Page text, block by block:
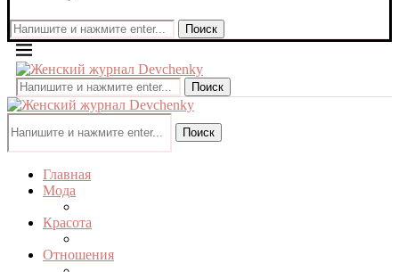
Поиск
Поиск
Поиск
Главная
Мода
Красота
Отношения